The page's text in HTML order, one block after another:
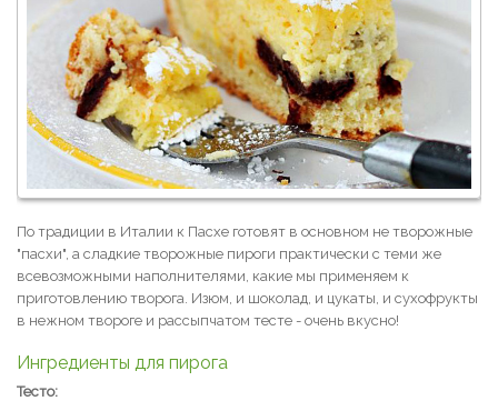
По традиции в Италии к Пасхе готовят в основном не творожные
"пасхи", а сладкие творожные пироги практически с теми же
всевозможными наполнителями, какие мы применяем к
приготовлению творога. Изюм, и шоколад, и цукаты, и сухофрукты
в нежном твороге и рассыпчатом тесте - очень вкусно!
Ингредиенты для пирога
Тесто: